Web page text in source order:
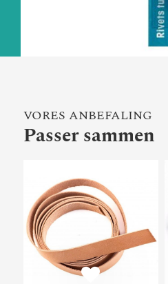
VORES ANBEFALING
Passer sammen